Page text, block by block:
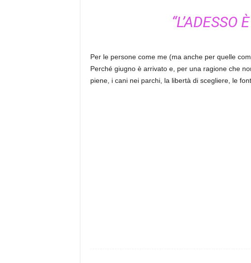
Per le persone come me (ma anche per quelle
Perché giugno è arrivato e, per una ragione che
piene, i cani nei parchi, la libertà di scegliere, le